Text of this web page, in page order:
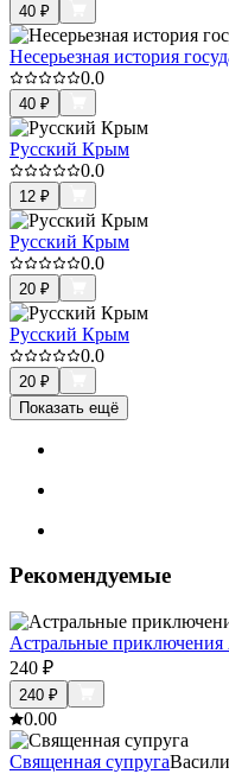
40 ₽
Несерьезная история
0.0
40 ₽
Русский Крым
0.0
12 ₽
Русский Крым
0.0
20 ₽
Русский Крым
0.0
20 ₽
Показать ещё
Рекомендуемые
Астральные приключения
240 ₽
240 ₽
0.00
Священная супруга